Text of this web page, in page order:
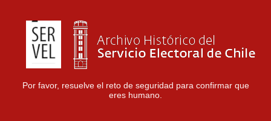
Por favor, resuelve el reto de seguridad para confirmar que
eres humano.